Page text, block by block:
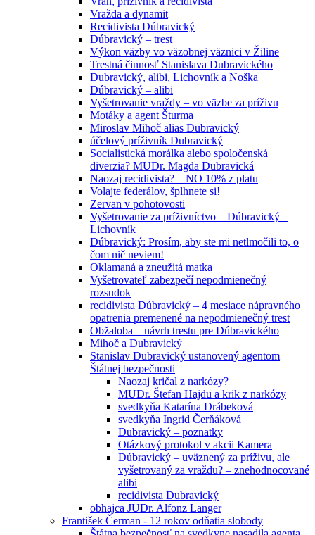
Vražda a dynamit
Recidivista Dúbravický
Dúbravický – trest
Výkon väzby vo väzobnej väznici v Žiline
Trestná činnosť Stanislava Dubravického
Dubravický, alibi, Lichovník a Noška
Dúbravický – alibi
Vyšetrovanie vraždy – vo väzbe za príživu
Motáky a agent Šturma
Miroslav Mihoč alias Dubravický
účelový príživník Dubravický
Socialistická morálka alebo spoločenská
diverzia? MUDr. Magda Dubravická
Naozaj recidivista? – NO 10% z platu
Volajte federálov, šplhnete si!
Zervan v pohotovosti
Vyšetrovanie za príživníctvo – Dúbravický –
Lichovník
Dúbravický: Prosím, aby ste mi netlmočili to, o
čom nič neviem!
Oklamaná a zneužitá matka
Vyšetrovateľ zabezpečí nepodmienečný
rozsudok
recidivista Dúbravický – 4 mesiace nápravného
opatrenia premenené na nepodmienečný trest
Obžaloba – návrh trestu pre Dúbravického
Mihoč a Dubravický
Stanislav Dubravický ustanovený agentom
Štátnej bezpečnosti
Naozaj kričal z narkózy?
MUDr. Štefan Hajdu a krik z narkózy
svedkyňa Katarína Drábeková
svedkyňa Ingrid Čerňáková
Dubravický – poznatky
Otázkový protokol v akcii Kamera
Dúbravický – uväznený za príživu, ale
vyšetrovaný za vraždu? – znehodnocované
alibi
recidivista Dubravický
obhajca JUDr. Alfonz Langer
František Čerman - 12 rokov odňatia slobody